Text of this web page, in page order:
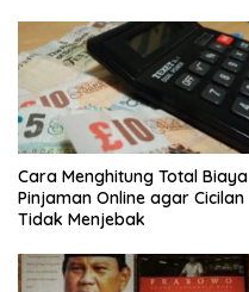
Cara Menghitung Total Biaya
Pinjaman Online agar Cicilan
Tidak Menjebak